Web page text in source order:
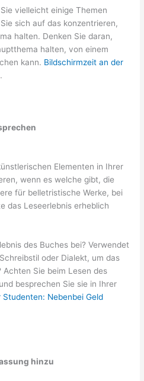
vielleicht einige Themen
sich auf das konzentrieren,
halten. Denken Sie daran,
halten, von einem
kann. Bildschirmzeit an der
.
Elementen in Ihrer
wenn es welche gibt, die
für belletristische Werke, bei
das Leseerlebnis erheblich
des Buches bei? Verwendet
oder Dialekt, um das
Achten Sie beim Lesen des
besprechen Sie sie in Ihrer
Nebenbei Geld
hinzu